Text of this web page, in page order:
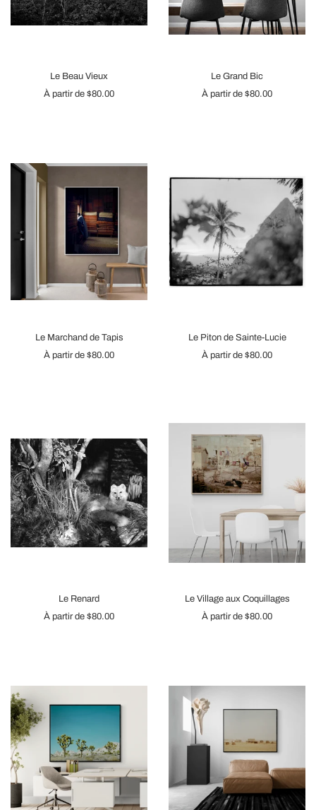
Le Beau Vieux
À partir de $80.00
Le Grand Bic
À partir de $80.00
Le Marchand de Tapis
À partir de $80.00
Le Piton de Sainte-Lucie
À partir de $80.00
Le Renard
À partir de $80.00
Le Village aux Coquillages
À partir de $80.00